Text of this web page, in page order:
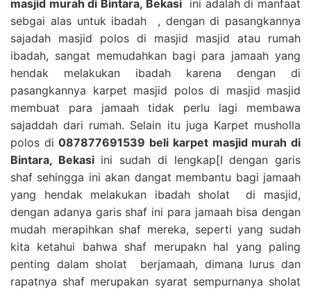
masjid murah di Bintara, Bekasiini adalah di manfaat
sebgai alas untuk ibadah , dengan di pasangkannya
sajadah masjid polos di masjid masjid atau rumah
ibadah, sangat memudahkan bagi para jamaah yang
hendak melakukan ibadah karena dengan di
pasangkannya karpet masjid polos di masjid masjid
membuat para jamaah tidak perlu lagi membawa
sajaddah dari rumah. Selain itu juga Karpet musholla
polos di087877691539 beli karpet masjid murah di
Bintara, Bekasiini sudah di lengkap[I dengan garis
shaf sehingga ini akan dangat membantu bagi jamaah
yang hendak melakukan ibadah sholat di masjid,
dengan adanya garis shaf ini para jamaah bisa dengan
mudah merapihkan shaf mereka, seperti yang sudah
kita ketahui bahwa shaf merupakn hal yang paling
penting dalam sholat berjamaah, dimana lurus dan
rapatnya shaf merupakan syarat sempurnanya sholat